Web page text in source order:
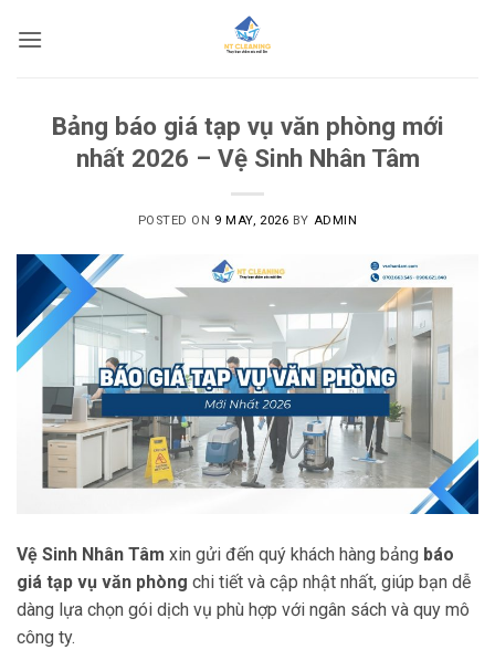
Bảng báo giá tạp vụ văn phòng mới
nhất 2026 – Vệ Sinh Nhân Tâm
POSTED ON 9 MAY, 2026 BY ADMIN
Vệ Sinh Nhân Tâm xin gửi đến quý khách hàng bảng báo
giá tạp vụ văn phòng chi tiết và cập nhật nhất, giúp bạn dễ
dàng lựa chọn gói dịch vụ phù hợp với ngân sách và quy mô
công ty.